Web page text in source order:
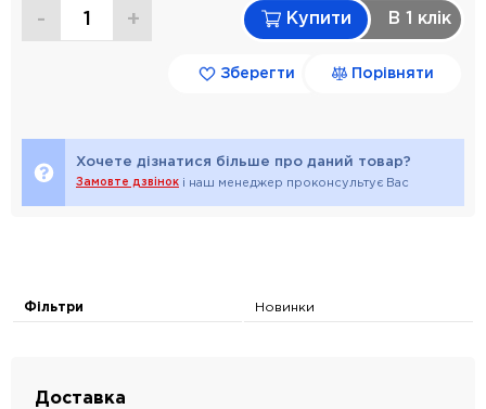
- + Купити В 1 клiк
Зберегти Порівняти
Хочете дізнатися більше про даний товар?
Замовте дзвінок і наш менеджер проконсультує Вас
Фільтри Новинки
Доставка